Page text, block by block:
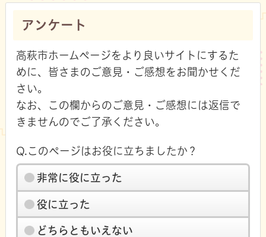
アンケート
高萩市ホームページをより良いサイトにするた
めに、皆さまのご意見・ご感想をお聞かせくだ
さい。
なお、この欄からのご意見・ご感想には返信で
きませんのでご了承ください。
Q.このページはお役に立ちましたか？
非常に役に立った
役に立った
どちらともいえない